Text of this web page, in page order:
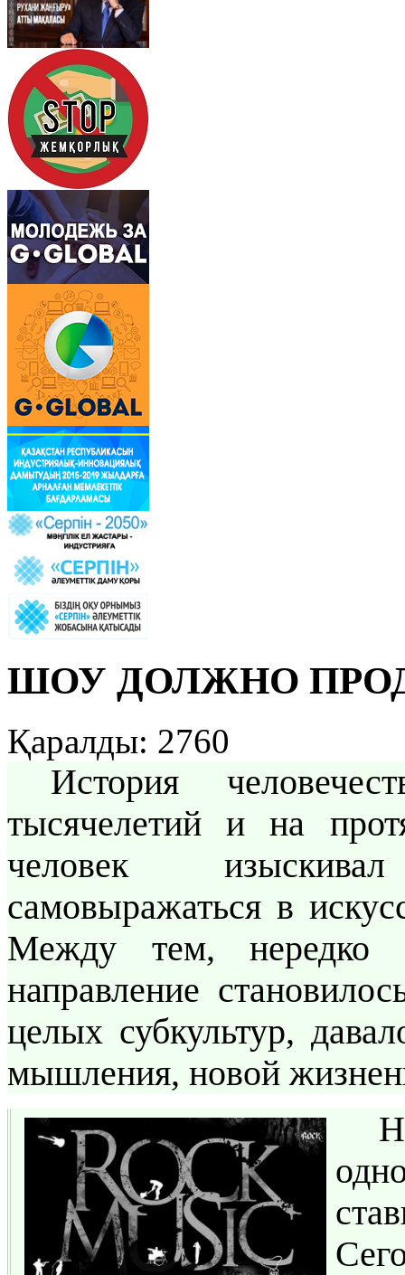
ШОУ ДОЛЖНО
Қаралды: 2760
История
тысячелетий и на
человек
самовыражаться в
Между тем, нередко
направление
целых субкультур,
мышления, новой